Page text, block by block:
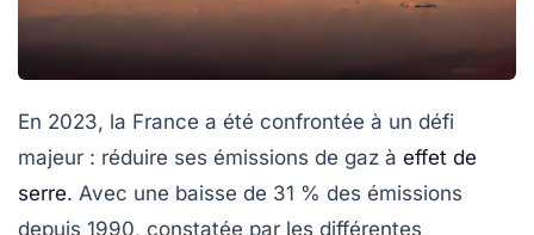
En 2023, la France a été confrontée à un défi
majeur : réduire ses émissions de gaz à effet de
serre. Avec une baisse de 31 % des émissions
depuis 1990, constatée par les différentes